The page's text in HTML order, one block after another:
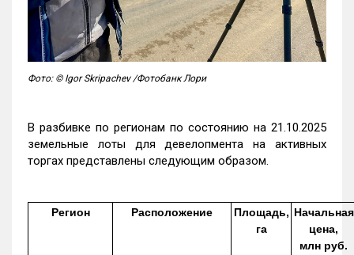
Фото: © Igor Skripachev /Фотобанк Лори
В разбивке по регионам по состоянию на 21.10.2025
земельные лоты для девелопмента на активных
торгах представлены следующим образом.
Регион Расположение
Площадь,
га
Начальная
цена,
млн руб.